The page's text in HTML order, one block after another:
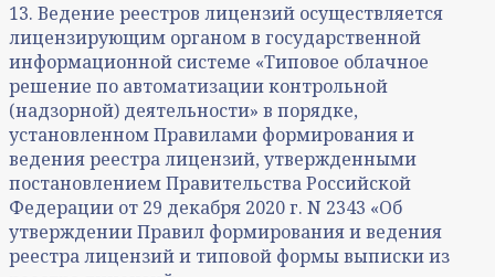
13. Ведение реестров лицензий осуществляется
лицензирующим органом в государственной
информационной системе «Типовое облачное
решение по автоматизации контрольной
(надзорной) деятельности» в порядке,
установленном Правилами формирования и
ведения реестра лицензий, утвержденными
постановлением Правительства Российской
Федерации от 29 декабря 2020 г. N 2343 «Об
утверждении Правил формирования и ведения
реестра лицензий и типовой формы выписки из